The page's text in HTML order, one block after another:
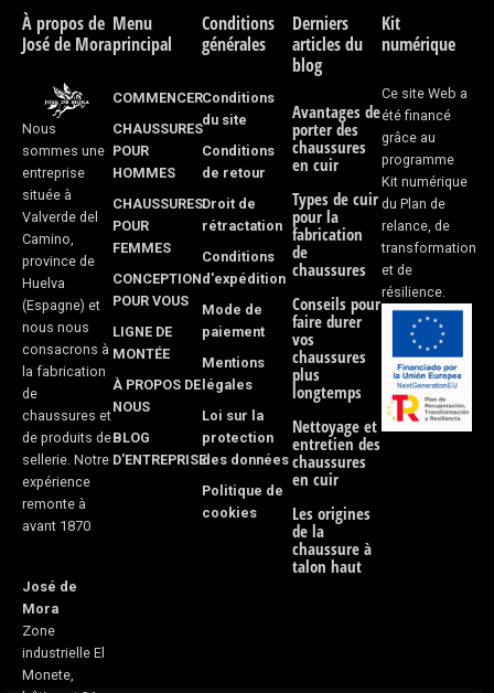
e
b
o
o
k
-
f
t
a
g
r
a
m
À propos de
José de Mora
Nous
sommes une
entreprise
située à
Valverde del
Camino,
province de
Huelva
(Espagne) et
nous nous
consacrons à
la fabrication
de
chaussures et
de produits de
sellerie. Notre
expérience
remonte à
avant 1870
José de
Mora
Zone
industrielle El
Monete,
Menu
principal
COMMENCER
CHAUSSURES
POUR
HOMMES
CHAUSSURES
POUR
FEMMES
CONCEPTION
POUR VOUS
LIGNE DE
MONTÉE
À PROPOS DE
NOUS
BLOG
D'ENTREPRISE
Conditions
générales
Conditions
du site
Conditions
de retour
Droit de
rétractation
Conditions
d'expédition
Mode de
paiement
Mentions
légales
Loi sur la
protection
des données
Politique de
cookies
Derniers
articles du
blog
Avantages de
porter des
chaussures
en cuir
Types de cuir
pour la
fabrication
de
chaussures
Conseils pour
faire durer
vos
chaussures
plus
longtemps
Nettoyage et
entretien des
chaussures
en cuir
Les origines
de la
chaussure à
talon haut
Kit
numérique
Ce site Web a
été financé
grâce au
programme
Kit numérique
du Plan de
relance, de
transformation
et de
résilience.